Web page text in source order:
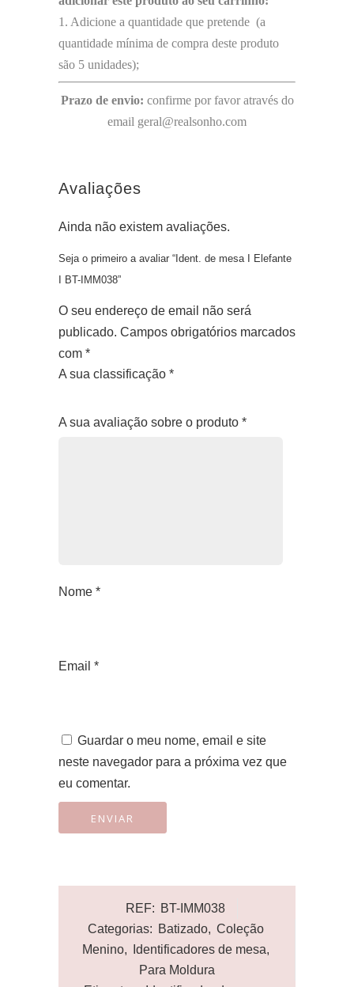
1. Adicione a quantidade que pretende (a
quantidade mínima de compra deste produto
são 5 unidades);
Prazo de envio: confirme por favor através do
email geral@realsonho.com
Avaliações
Ainda não existem avaliações.
Seja o primeiro a avaliar “Ident. de mesa I Elefante
I BT-IMM038”
O seu endereço de email não será
publicado. Campos obrigatórios marcados
com *
A sua classificação *
A sua avaliação sobre o produto *
Nome *
Email *
Guardar o meu nome, email e site
neste navegador para a próxima vez que
eu comentar.
REF: BT-IMM038
Categorias: Batizado, Coleção
Menino, Identificadores de mesa,
Para Moldura